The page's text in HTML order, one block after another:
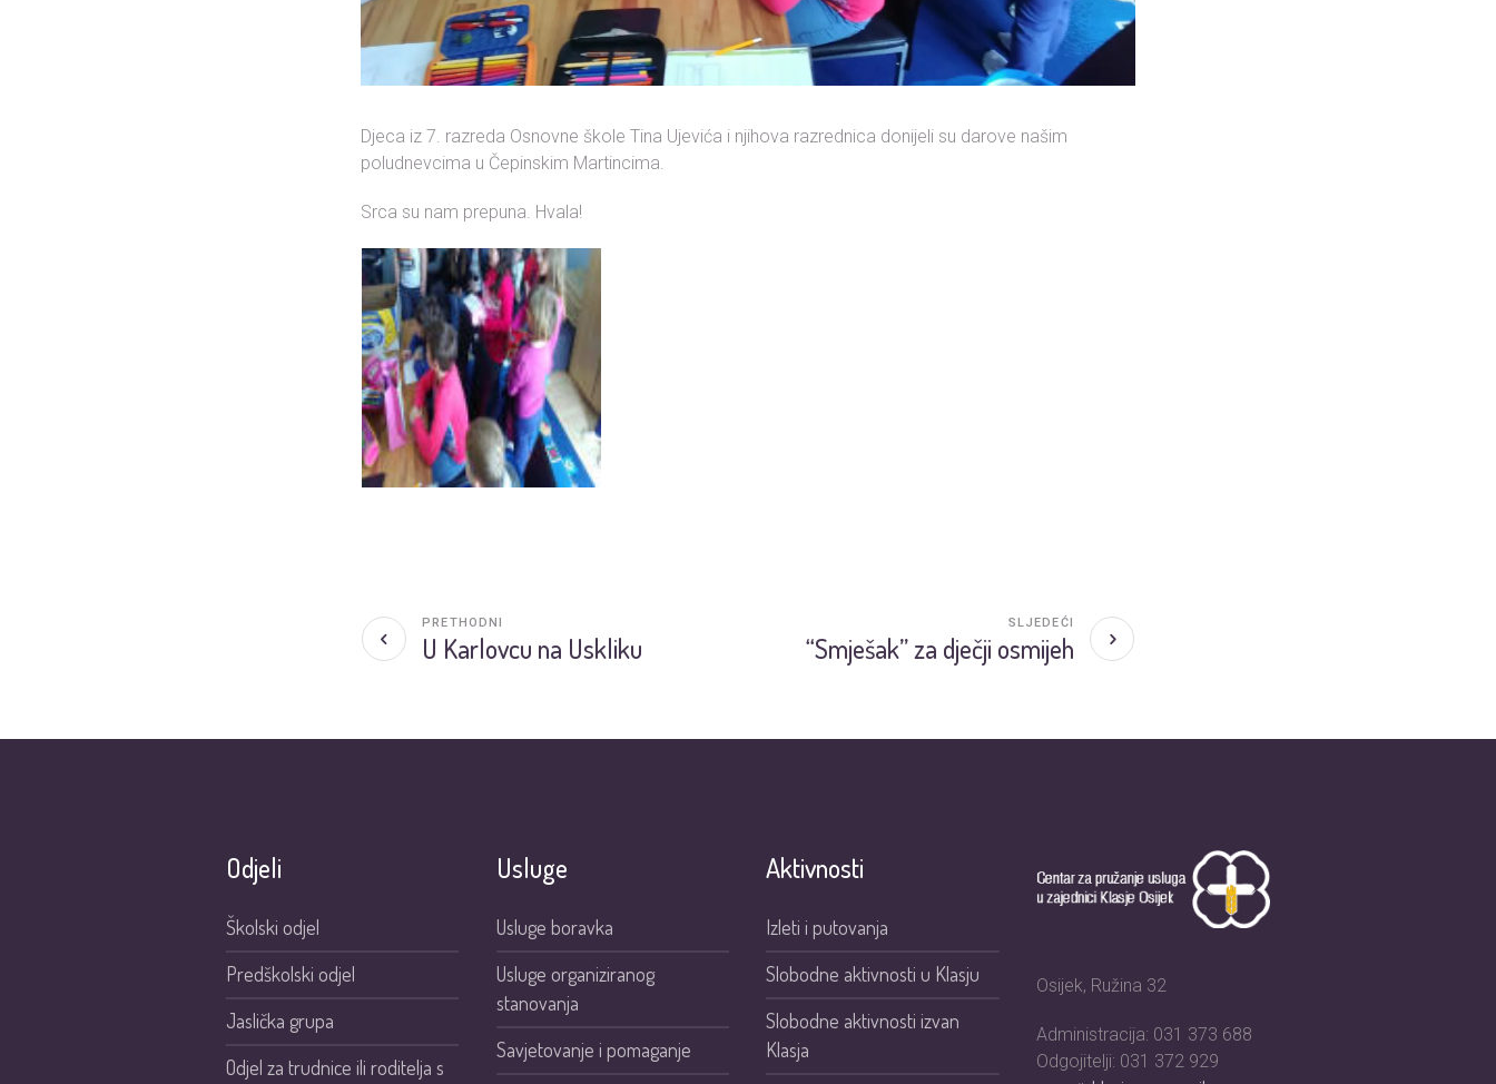
Djeca iz 7. razreda Osnovne škole Tina Ujevića i njihova razrednica donijeli su darove našim
poludnevcima u Čepinskim Martincima.
Srca su nam prepuna. Hvala!
U Karlovcu na Uskliku
PRETHODNI
“Smješak” za dječji osmijeh
SLJEDEĆI
Odjeli
Školski odjel
Predškolski odjel
Jaslička grupa
Odjel za trudnice ili roditelja s
Usluge
Usluge boravka
Usluge organiziranog
stanovanja
Savjetovanje i pomaganje
Aktivnosti
Izleti i putovanja
Slobodne aktivnosti u Klasju
Slobodne aktivnosti izvan
Klasja
Osijek, Ružina 32
Administracija: 031 373 688
Odgojitelji: 031 372 929